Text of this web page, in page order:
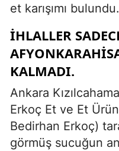
et karışımı bulundu.
İHLALLER
KALMADI.
Ankara
Erkoç Et ve Et
Bedirhan Erkoç)
görmüş sucuğun